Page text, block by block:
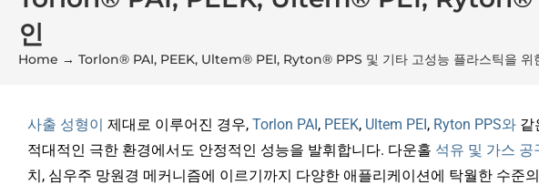
인
Home → Torlon® PAI, PEEK, Ultem® PEI, Ryton® PPS 및 기타 고성능 플라스틱을 위
사출 성형이 제대로 이루어진 경우, Torlon PAI, PEEK, Ultem PEI, Ryton PPS와 같
적대적인 극한 환경에서도 안정적인 성능을 발휘합니다. 다운홀 석유 및 가스 공
치, 심우주 망원경 메커니즘에 이르기까지 다양한 애플리케이션에 탁월한 수준